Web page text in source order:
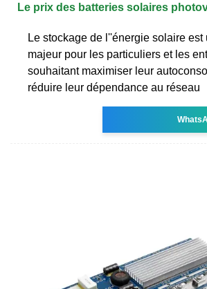
Le prix des batteries solaires
Le stockage de l''énergie solaire est
majeur pour les particuliers et les
souhaitant maximiser leur
réduire leur dépendance au réseau